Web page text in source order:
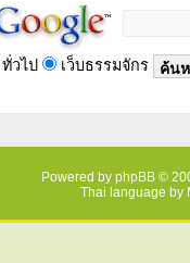
ทั่วไป เว็บธรรมจักร
Powered by phpBB ©
Thai language by